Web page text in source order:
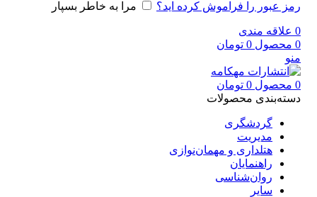
رمز عبور را فراموش کرده اید؟ مرا به خاطر بسپار
0 علاقه مندی
0 محصول 0 تومان
منو
0 محصول 0 تومان
دسته‌بندی محصولات
گردشگری
مدیریت
هتلداری و مهمان‌نوازی
راهنمایان
روان‌شناسی
سایر